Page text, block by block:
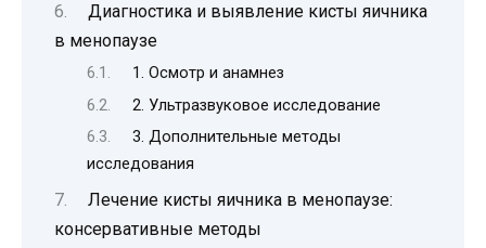
Диагностика и выявление кисты яичника
в менопаузе
1. Осмотр и анамнез
2. Ультразвуковое исследование
3. Дополнительные методы
исследования
Лечение кисты яичника в менопаузе:
консервативные методы